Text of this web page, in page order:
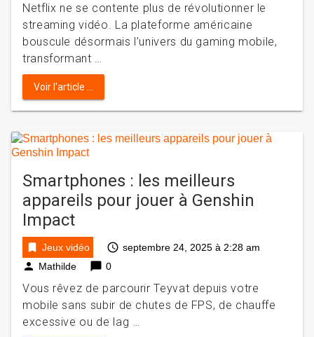
Netflix ne se contente plus de révolutionner le
streaming vidéo. La plateforme américaine
bouscule désormais l’univers du gaming mobile,
transformant …
Voir l'article ...
Smartphones : les meilleurs
appareils pour jouer à Genshin
Impact
bookmark Jeux vidéo access_time septembre 24, 2025 à 2:28 am
person Mathilde chat_bubble 0
Vous rêvez de parcourir Teyvat depuis votre
mobile sans subir de chutes de FPS, de chauffe
excessive ou de lag …